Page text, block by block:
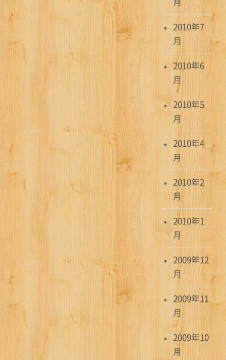
2010年7
月
2010年6
月
2010年5
月
2010年4
月
2010年2
月
2010年1
月
2009年12
月
2009年11
月
2009年10
月